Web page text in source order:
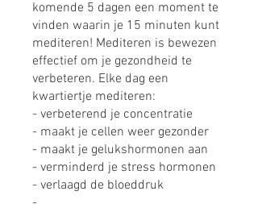
komende 5 dagen een moment te
vinden waarin je 15 minuten kunt
mediteren! Mediteren is bewezen
effectief om je gezondheid te
verbeteren. Elke dag een
kwartiertje mediteren:
- verbeterend je concentratie
- maakt je cellen weer gezonder
- maakt je gelukshormonen aan
- verminderd je stress hormonen
- verlaagd de bloeddruk
-